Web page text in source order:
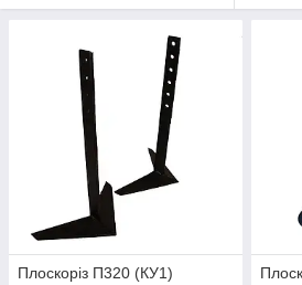
Плоскоріз П320 (КУ1)